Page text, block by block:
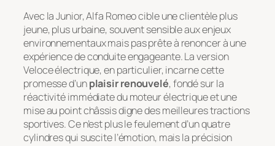
Avec la Junior, Alfa Romeo cible une clientèle plus
jeune, plus urbaine, souvent sensible aux enjeux
environnementaux mais pas prête à renoncer à une
expérience de conduite engageante. La version
Veloce électrique, en particulier, incarne cette
promesse d’unplaisir renouvelé, fondé sur la
réactivité immédiate du moteur électrique et une
mise au point châssis digne des meilleures tractions
sportives. Ce n’est plus le feulement d’un quatre
cylindres qui suscite l’émotion, mais la précision